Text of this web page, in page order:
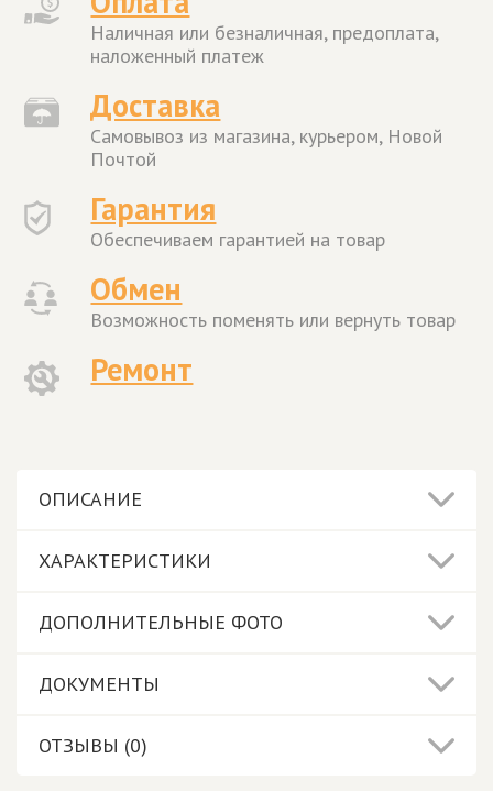
Наличная или безналичная, предоплата,
наложенный платеж
Доставка
Самовывоз из магазина, курьером, Новой
Почтой
Гарантия
Обеспечиваем гарантией на товар
Обмен
Возможность поменять или вернуть товар
Ремонт
ОПИСАНИЕ
ХАРАКТЕРИСТИКИ
ДОПОЛНИТЕЛЬНЫЕ ФОТО
ДОКУМЕНТЫ
ОТЗЫВЫ (0)